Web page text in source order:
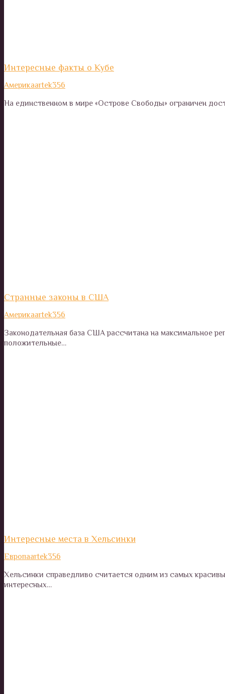
Интересные факты о Кубе
Америкаartek356
На единственном в мире «Острове Свободы» ограничен
Странные законы в США
Америкаartek356
Законодательная база США рассчитана на максимальное
положительные…
Интересные места в Хельсинки
Европаartek356
Хельсинки справедливо считается одним из самых
интересных…